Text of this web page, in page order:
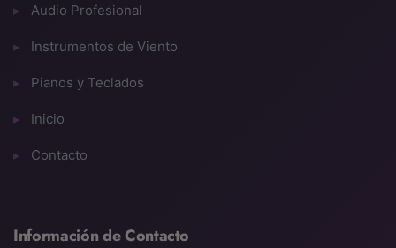
Audio Profesional
Instrumentos de Viento
Pianos y Teclados
Inicio
Contacto
Información de Contacto